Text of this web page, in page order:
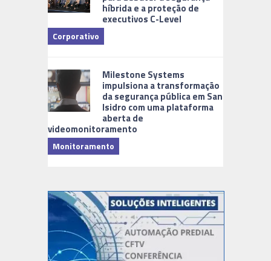
híbrida e a proteção de
executivos C-Level
Corporativo
Milestone Systems
impulsiona a transformação
da segurança pública em San
Isidro com uma plataforma
aberta de
videomonitoramento
Monitoramento